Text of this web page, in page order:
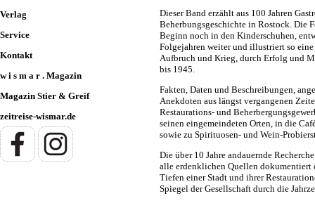
Verlag
Service
Kontakt
w i s m a r . Magazin
Magazin Stier & Greif
zeitreise-wismar.de
Dieser Band erzählt aus 100 Jahren
Beherbungsgeschichte in Rostock. Die
Beginn noch in den Kinderschuhen,
Folgejahren weiter und illustriert so eine
Aufbruch und Krieg, durch Erfolg und
bis 1945.
Fakten, Daten und Beschreibungen,
Anekdoten aus längst vergangenen
Restaurations- und
seinen eingemeindeten Orten, in die
sowie zu Spirituosen- und Wein-
Die über 10 Jahre andauernde
alle erdenklichen Quellen dokumentiert
Tiefen einer Stadt und ihrer
Spiegel der Gesellschaft durch die